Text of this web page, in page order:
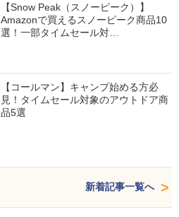
【Snow Peak（スノーピーク）】
Amazonで買えるスノーピーク商品10
選！一部タイムセール対…
【コールマン】キャンプ始める方必
見！タイムセール対象のアウトドア商
品5選
新着記事一覧へ